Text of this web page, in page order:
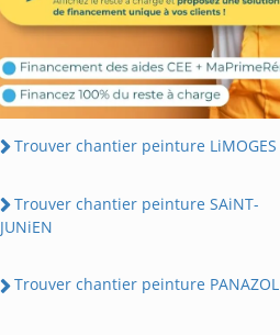
Trouver chantier peinture LiMOGES
Trouver chantier peinture SAiNT-
JUNiEN
Trouver chantier peinture PANAZOL